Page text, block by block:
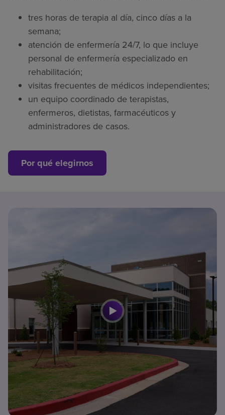
tres horas de terapia al día, cinco días a la
semana;
atención de enfermería 24/7, lo que incluye
personal de enfermería especializado en
rehabilitación;
visitas frecuentes de médicos independientes;
un equipo coordinado de terapistas,
enfermeros, dietistas, farmacéuticos y
administradores de casos.
Por qué elegirnos